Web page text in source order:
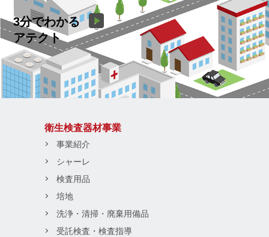
3分でわかる
アテクト
衛生検査器材事業
事業紹介
シャーレ
検査用品
培地
洗浄・清掃・廃棄用備品
受託検査・検査指導